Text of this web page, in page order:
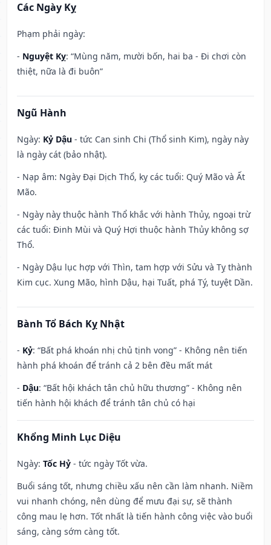
Các Ngày Kỵ
Phạm phải ngày:
- Nguyệt Kỵ: “Mùng năm, mười bốn, hai ba - Đi chơi còn
thiệt, nữa là đi buôn”
Ngũ Hành
Ngày: Kỷ Dậu - tức Can sinh Chi (Thổ sinh Kim), ngày này
là ngày cát (bảo nhật).
- Nạp âm: Ngày Đại Dịch Thổ, kỵ các tuổi: Quý Mão và Ất
Mão.
- Ngày này thuộc hành Thổ khắc với hành Thủy, ngoại trừ
các tuổi: Đinh Mùi và Quý Hợi thuộc hành Thủy không sợ
Thổ.
- Ngày Dậu lục hợp với Thìn, tam hợp với Sửu và Tỵ thành
Kim cục. Xung Mão, hình Dậu, hại Tuất, phá Tý, tuyệt Dần.
Bành Tổ Bách Kỵ Nhật
- Kỷ: “Bất phá khoán nhị chủ tịnh vong” - Không nên tiến
hành phá khoán để tránh cả 2 bên đều mất mát
- Dậu: “Bất hội khách tân chủ hữu thương” - Không nên
tiến hành hội khách để tránh tân chủ có hại
Khổng Minh Lục Diệu
Ngày: Tốc Hỷ - tức ngày Tốt vừa.
Buổi sáng tốt, nhưng chiều xấu nên cần làm nhanh. Niềm
vui nhanh chóng, nên dùng để mưu đại sự, sẽ thành
công mau lẹ hơn. Tốt nhất là tiến hành công việc vào buổi
sáng, càng sớm càng tốt.